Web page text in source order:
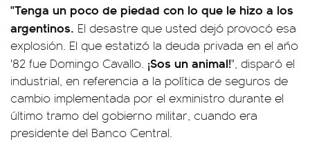
"Tenga un poco de piedad con lo que le hizo a los
argentinos. El desastre que usted dejó provocó esa
explosión. El que estatizó la deuda privada en el año
'82 fue Domingo Cavallo. ¡Sos un animal!", disparó el
industrial, en referencia a la política de seguros de
cambio implementada por el exministro durante el
último tramo del gobierno militar, cuando era
presidente del Banco Central.